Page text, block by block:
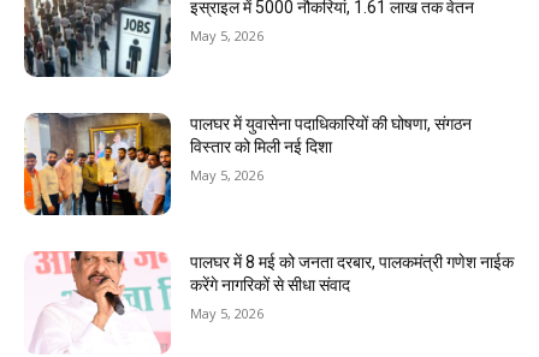
इस्राइल में 5000 नौकरियां, ₹1.61 लाख तक वेतन
May 5, 2026
पालघर में युवासेना पदाधिकारियों की घोषणा, संगठन
विस्तार को मिली नई दिशा
May 5, 2026
पालघर में 8 मई को जनता दरबार, पालकमंत्री गणेश नाईक
करेंगे नागरिकों से सीधा संवाद
May 5, 2026